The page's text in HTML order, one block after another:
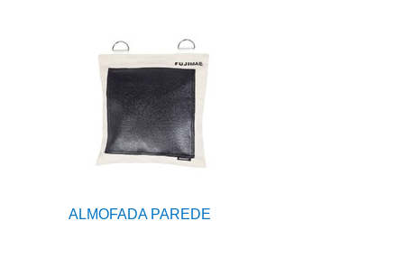
ALMOFADA PAREDE